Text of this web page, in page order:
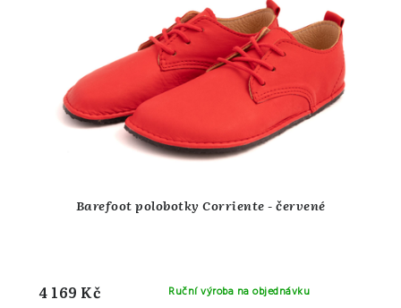
Barefoot polobotky Corriente - červené
Ruční výroba na objednávku
4 169 Kč